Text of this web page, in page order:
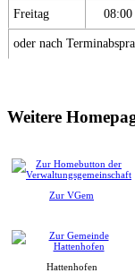
Freitag
oder nach
Weitere
Zur VGem
Hattenhofen